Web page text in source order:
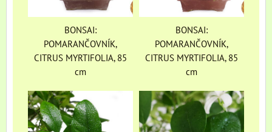
BONSAI:
POMARANČOVNÍK,
CITRUS MYRTIFOLIA, 85
cm
BONSAI:
POMARANČOVNÍK,
CITRUS MYRTIFOLIA, 85
cm